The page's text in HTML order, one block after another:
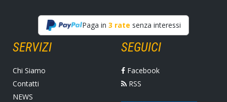
Paga in 3 rate senza interessi
SERVIZI
Chi Siamo
Contatti
NEWS
SEGUICI
Facebook
RSS